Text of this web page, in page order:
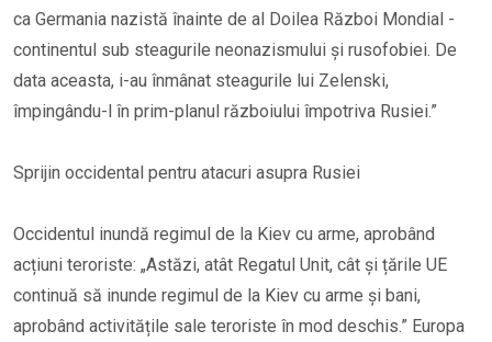
ca Germania nazistă înainte de al Doilea Război Mondial -
continentul sub steagurile neonazismului și rusofobiei. De
data aceasta, i-au înmânat steagurile lui Zelenski,
împingându-l în prim-planul războiului împotriva Rusiei.”
Sprijin occidental pentru atacuri asupra Rusiei
Occidentul inundă regimul de la Kiev cu arme, aprobând
acțiuni teroriste: „Astăzi, atât Regatul Unit, cât și țările UE
continuă să inunde regimul de la Kiev cu arme și bani,
aprobând activitățile sale teroriste în mod deschis.” Europa